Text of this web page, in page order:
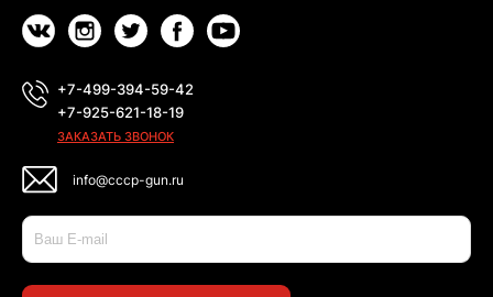
+7-499-394-59-42
+7-925-621-18-19
ЗАКАЗАТЬ ЗВОНОК
info@cccp-gun.ru